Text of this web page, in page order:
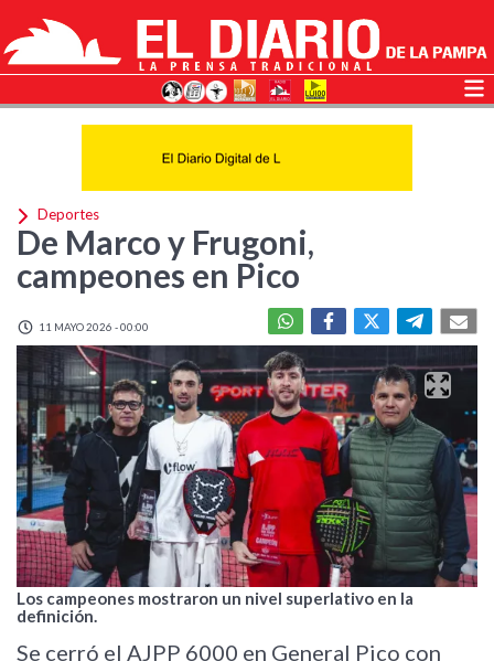
Deportes
De Marco y Frugoni,
campeones en Pico
11 MAYO 2026 - 00:00
Los campeones mostraron un nivel superlativo en la
definición.
Se cerró el AJPP 6000 en General Pico con